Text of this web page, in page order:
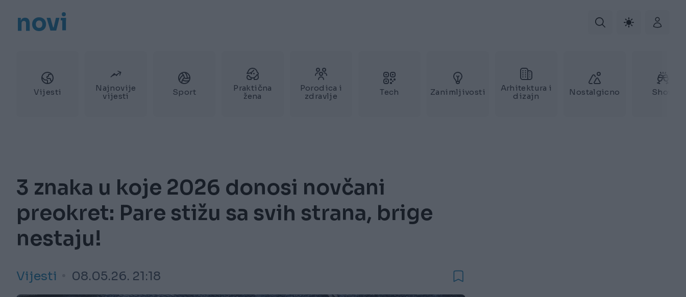
novi
Vijesti
Najnovije
vijesti
Sport
Praktična
žena
Porodica i
zdravlje
Tech Zanimljivosti
Arhitektura i
dizajn
Nostalgicno Show
3 znaka u koje 2026 donosi novčani
preokret: Pare stižu sa svih strana, brige
nestaju!
Vijesti 08.05.26. 21:18